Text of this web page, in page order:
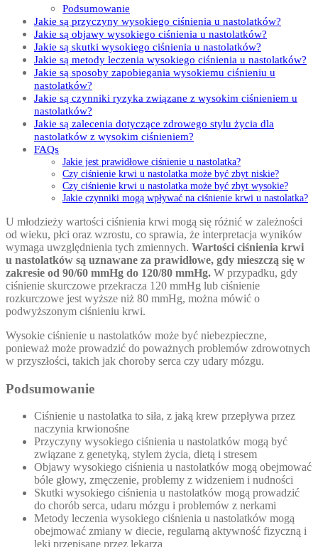
Podsumowanie
Jakie są przyczyny wysokiego ciśnienia u nastolatków?
Jakie są objawy wysokiego ciśnienia u nastolatków?
Jakie są skutki wysokiego ciśnienia u nastolatków?
Jakie są metody leczenia wysokiego ciśnienia u nastolatków?
Jakie są sposoby zapobiegania wysokiemu ciśnieniu u
nastolatków?
Jakie są czynniki ryzyka związane z wysokim ciśnieniem u
nastolatków?
Jakie są zalecenia dotyczące zdrowego stylu życia dla
nastolatków z wysokim ciśnieniem?
FAQs
Jakie jest prawidłowe ciśnienie u nastolatka?
Czy ciśnienie krwi u nastolatka może być zbyt niskie?
Czy ciśnienie krwi u nastolatka może być zbyt wysokie?
Jakie czynniki mogą wpływać na ciśnienie krwi u nastolatka?
U młodzieży wartości ciśnienia krwi mogą się różnić w zależności
od wieku, płci oraz wzrostu, co sprawia, że interpretacja wyników
wymaga uwzględnienia tych zmiennych. Wartości ciśnienia krwi
u nastolatków są uznawane za prawidłowe, gdy mieszczą się w
zakresie od 90/60 mmHg do 120/80 mmHg. W przypadku, gdy
ciśnienie skurczowe przekracza 120 mmHg lub ciśnienie
rozkurczowe jest wyższe niż 80 mmHg, można mówić o
podwyższonym ciśnieniu krwi.
Wysokie ciśnienie u nastolatków może być niebezpieczne,
ponieważ może prowadzić do poważnych problemów zdrowotnych
w przyszłości, takich jak choroby serca czy udary mózgu.
Podsumowanie
Ciśnienie u nastolatka to siła, z jaką krew przepływa przez
naczynia krwionośne
Przyczyny wysokiego ciśnienia u nastolatków mogą być
związane z genetyką, stylem życia, dietą i stresem
Objawy wysokiego ciśnienia u nastolatków mogą obejmować
bóle głowy, zmęczenie, problemy z widzeniem i nudności
Skutki wysokiego ciśnienia u nastolatków mogą prowadzić
do chorób serca, udaru mózgu i problemów z nerkami
Metody leczenia wysokiego ciśnienia u nastolatków mogą
obejmować zmiany w diecie, regularną aktywność fizyczną i
leki przepisane przez lekarza